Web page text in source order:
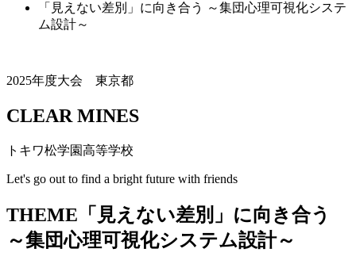
「見えない差別」に向き合う ～集団心理可視化システ
ム設計～
2025年度大会 東京都
CLEAR MINES
トキワ松学園高等学校
Let's go out to find a bright future with friends
THEME 「見えない差別」に向き合う
～集団心理可視化システム設計～